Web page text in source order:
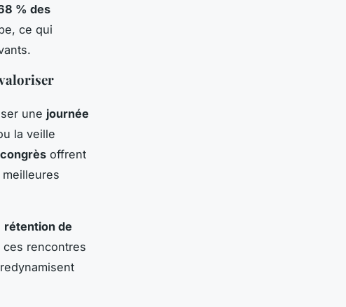
% des
ce qui
valoriser
une journée
la veille
offrent
rétention de
ces rencontres